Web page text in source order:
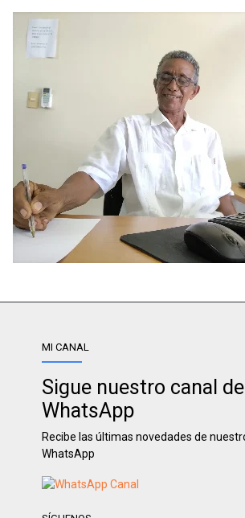
MI CANAL
Sigue nuestro canal de
WhatsApp
Recibe las últimas novedades de
WhatsApp